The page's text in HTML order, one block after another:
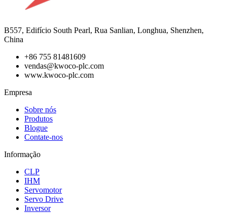
B557, Edifício South Pearl, Rua Sanlian, Longhua, Shenzhen,
China
+86 755 81481609
vendas@kwoco-plc.com
www.kwoco-plc.com
Empresa
Sobre nós
Produtos
Blogue
Contate-nos
Informação
CLP
IHM
Servomotor
Servo Drive
Inversor